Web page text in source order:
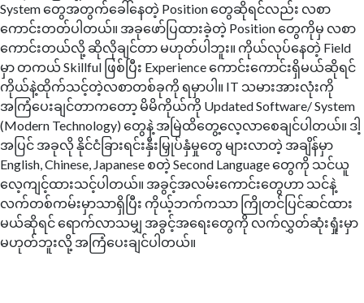
System တွေအတွက်ခေါ်နေတဲ့ Position တွေဆိုရင်လည်း လစာ
ကောင်းတတ်ပါတယ်။ အခုဖော်ပြထားခဲ့တဲ့ Position တွေကိုမှ လစာ
ကောင်းတယ်လို့ ဆိုလိုချင်တာ မဟုတ်ပါဘူး။ ကိုယ်လုပ်နေတဲ့ Field
မှာ တကယ် Skillful ဖြစ်ပြီး Experience ကောင်းကောင်းရှိမယ်ဆိုရင်
ကိုယ်နဲ့ထိုက်သင့်တဲ့လစာတစ်ခုကို ရမှာပါ။ IT သမားအားလုံးကို
အကြံပေးချင်တာကတော့ မိမိကိုယ်ကို Updated Software/ System
(Modern Technology) တွေနဲ့ အမြဲထိတွေ့လေ့လာစေချင်ပါတယ်။ ဒါ့
အပြင် အခုလို နိုင်ငံခြားရင်းနှီးမြှုပ်နှံမှုတွေ များလာတဲ့ အချိန်မှာ
English, Chinese, Japanese စတဲ့ Second Language တွေကို သင်ယူ
လေ့ကျင့်ထားသင့်ပါတယ်။ အခွင့်အလမ်းကောင်းတွေဟာ သင်နဲ့
လက်တစ်ကမ်းမှာသာရှိပြီး ကိုယ့်ဘက်ကသာ ကြိုတင်ပြင်ဆင်ထား
မယ်ဆိုရင် ရောက်လာသမျှ အခွင့်အရေးတွေကို လက်လွှတ်ဆုံးရှုံးမှာ
မဟုတ်ဘူးလို့ အကြံပေးချင်ပါတယ်။